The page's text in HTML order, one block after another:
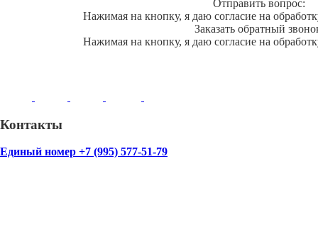
Отправить вопрос:
Нажимая на кнопку, я даю согласие на
Заказать обратный
Нажимая на кнопку, я даю согласие на
Контакты
Единый номер +7 (995) 577-51-79